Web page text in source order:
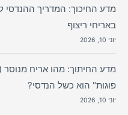
באריחי ריצוף
יוני 10, 2026
פוגות" הוא כשל הנדסי?
יוני 10, 2026